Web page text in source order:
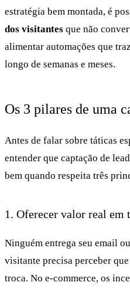
estratégia bem montada, é
dos visitantes que não
alimentar automações que
longo de semanas e meses.
Os 3 pilares de uma
Antes de falar sobre táticas
entender que captação de
bem quando respeita três
1. Oferecer valor real em
Ninguém entrega seu email
visitante precisa perceber
troca. No e-commerce, os